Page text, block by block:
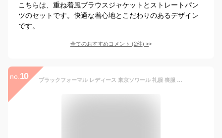
こちらは、重ね着風ブラウスジャケットとストレートパン
ツのセットです。快適な着心地とこだわりのあるデザイン
です。
全てのおすすめコメント (2件) >
no. 10 ブラックフォーマル レディース 東京ソワール 礼服 喪服 ミセス アンサンブル ワンピース ジャケット オールシーズン ソワール ベニール大きいサイズ 小さいサイズ 体型カバー 卒業式 入学式 ママ 結婚式 1503473